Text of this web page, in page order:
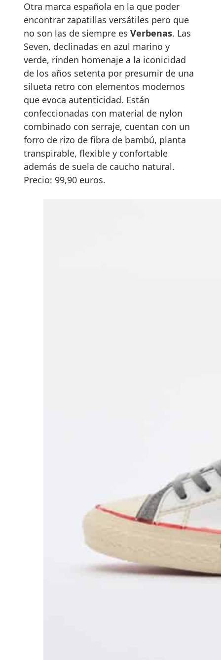
Otra marca española en la que poder
encontrar zapatillas versátiles pero que
no son las de siempre es Verbenas. Las
Seven, declinadas en azul marino y
verde, rinden homenaje a la iconicidad
de los años setenta por presumir de una
silueta retro con elementos modernos
que evoca autenticidad. Están
confeccionadas con material de nylon
combinado con serraje, cuentan con un
forro de rizo de fibra de bambú, planta
transpirable, flexible y confortable
además de suela de caucho natural.
Precio: 99,90 euros.